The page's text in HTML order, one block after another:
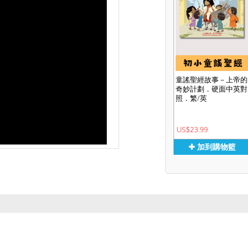
童謠聖經故事－上帝的
奇妙計劃．硬面中英對
照．繁/英
US$23.99
✚ 加到購物籃